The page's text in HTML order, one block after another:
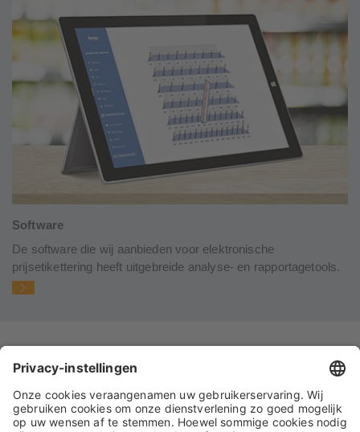
Software
De software die wij aanbieden voor elektronische
prijsetikettering heeft uitgebreide analyse- en rapportagetools.